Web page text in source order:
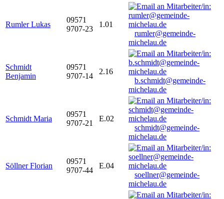
Rumler Lukas
09571
9707-23
1.01
rumler@gemeinde-
michelau.de
Schmidt
Benjamin
09571
9707-14
2.16
b.schmidt@gemeinde-
michelau.de
Schmidt Maria
09571
9707-21
E.02
schmidt@gemeinde-
michelau.de
Söllner Florian
09571
9707-44
E.04
soellner@gemeinde-
michelau.de